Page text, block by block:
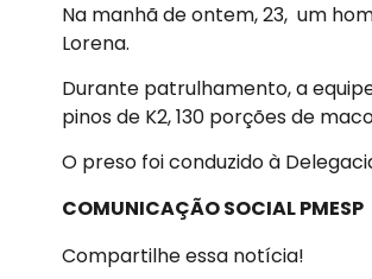
Na manhã de ontem, 23, um
Lorena.
Durante patrulhamento, a
pinos de K2, 130 porções de
O preso foi conduzido à
COMUNICAÇÃO SOCIAL PMESP
Compartilhe essa notícia!